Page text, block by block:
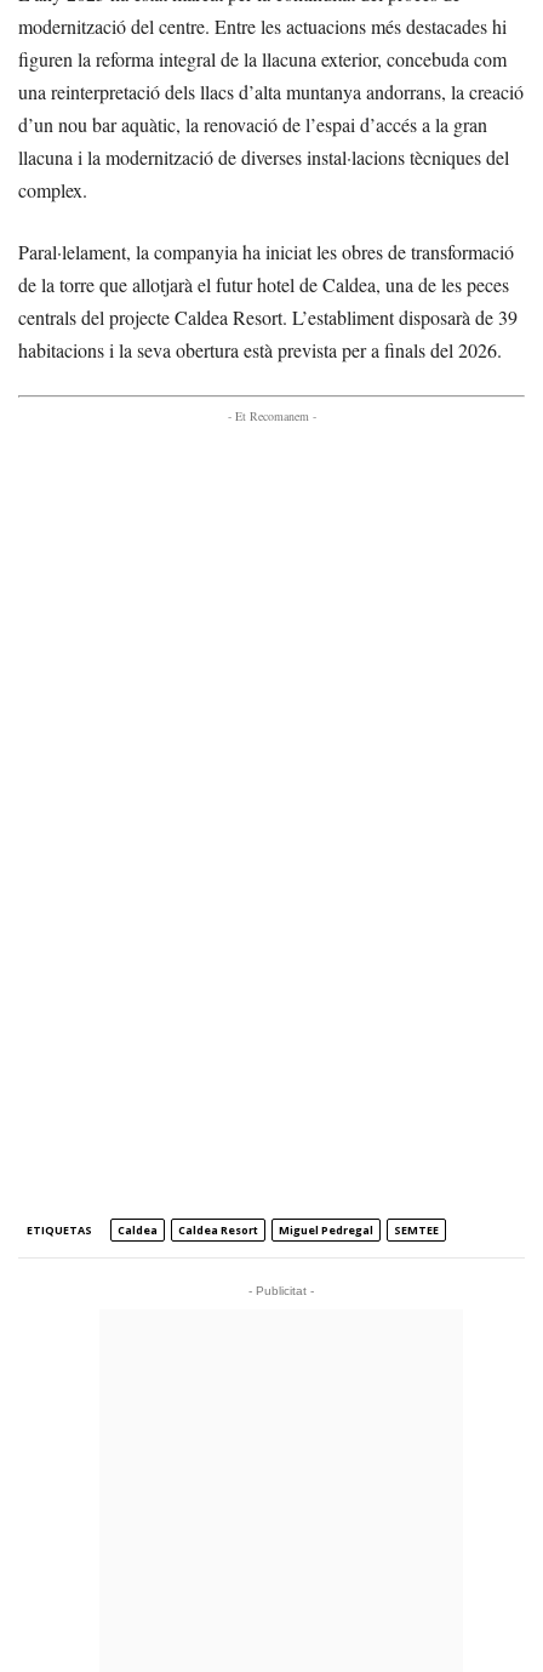
modernització del centre. Entre les actuacions més destacades hi
figuren la reforma integral de la llacuna exterior, concebuda com
una reinterpretació dels llacs d’alta muntanya andorrans, la creació
d’un nou bar aquàtic, la renovació de l’espai d’accés a la gran
llacuna i la modernització de diverses instal·lacions tècniques del
complex.
Paral·lelament, la companyia ha iniciat les obres de transformació
de la torre que allotjarà el futur hotel de Caldea, una de les peces
centrals del projecte Caldea Resort. L’establiment disposarà de 39
habitacions i la seva obertura està prevista per a finals del 2026.
- Et Recomanem -
ETIQUETAS Caldea Caldea Resort Miguel Pedregal SEMTEE
- Publicitat -